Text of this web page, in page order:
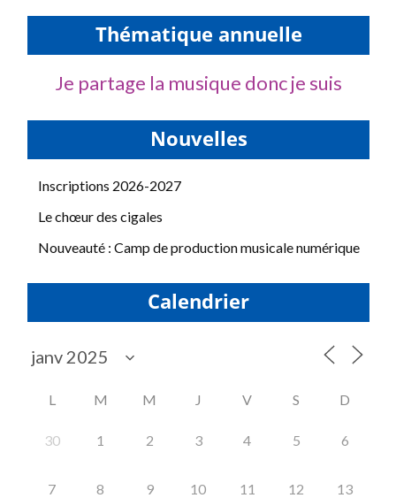
Thématique annuelle
Je partage la musique donc je suis
Nouvelles
Inscriptions 2026-2027
Le chœur des cigales
Nouveauté : Camp de production musicale numérique
Calendrier
L M M J V S D
30 1 2 3 4 5 6
7 8 9 10 11 12 13